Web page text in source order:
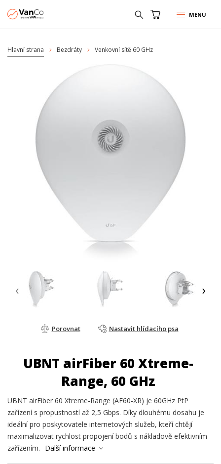
MENU
Hlavní strana Bezdráty Venkovní sítě 60 GHz
‹ ›
Porovnat Nastavit hlídacího psa
UBNT airFiber 60 Xtreme-
Range, 60 GHz
UBNT airFiber 60 Xtreme-Range (AF60-XR) je 60GHz PtP
zařízení s propustností až 2,5 Gbps. Díky dlouhému dosahu je
ideální pro poskytovatele internetových služeb, kteří chtějí
maximalizovat rychlost propojení bodů s nákladově efektivním
zařízením.
Další informace